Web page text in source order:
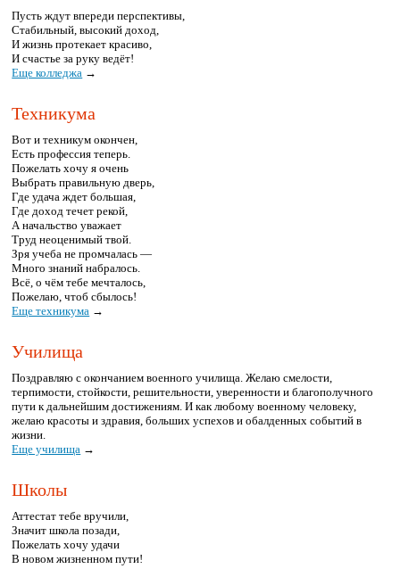
Пусть ждут впереди перспективы,
Стабильный, высокий доход,
И жизнь протекает красиво,
И счастье за руку ведёт!
Еще колледжа →
Техникума
Вот и техникум окончен,
Есть профессия теперь.
Пожелать хочу я очень
Выбрать правильную дверь,
Где удача ждет большая,
Где доход течет рекой,
А начальство уважает
Труд неоценимый твой.
Зря учеба не промчалась —
Много знаний набралось.
Всё, о чём тебе мечталось,
Пожелаю, чтоб сбылось!
Еще техникума →
Училища
Поздравляю с окончанием военного училища. Желаю смелости,
терпимости, стойкости, решительности, уверенности и благополучного
пути к дальнейшим достижениям. И как любому военному человеку,
желаю красоты и здравия, больших успехов и обалденных событий в
жизни.
Еще училища →
Школы
Аттестат тебе вручили,
Значит школа позади,
Пожелать хочу удачи
В новом жизненном пути!